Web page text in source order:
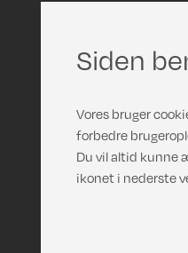
Siden
Vores bruger
forbedre
Du vil altid kunne
ikonet i nederste